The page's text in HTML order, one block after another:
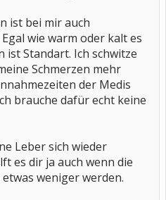
ist bei mir auch
wie warm oder kalt es
ist Standart. Ich schwitze
Schmerzen mehr
der Medis
brauche dafür echt keine
Leber sich wieder
es dir ja auch wenn die
weniger werden.